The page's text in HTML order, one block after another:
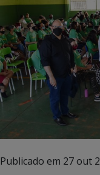
Publicado em 27 out